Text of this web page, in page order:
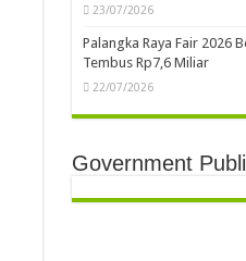
23/07/2026
Palangka Raya Fair 2026
Tembus Rp7,6 Miliar
22/07/2026
Government